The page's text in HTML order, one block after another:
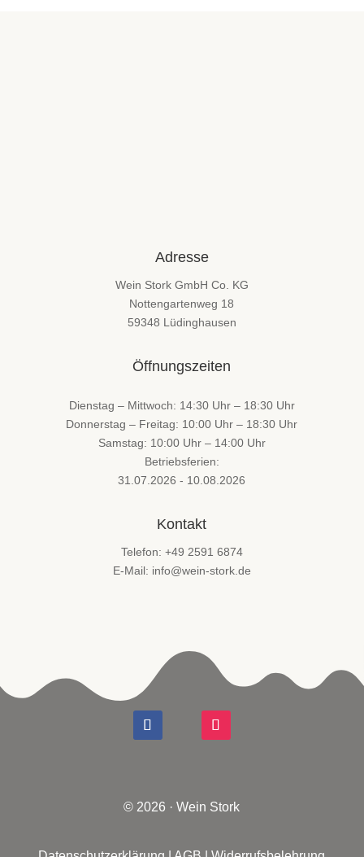
Adresse
Wein Stork GmbH Co. KG
Nottengartenweg 18
59348 Lüdinghausen
Öffnungszeiten
Dienstag – Mittwoch: 14:30 Uhr – 18:30 Uhr
Donnerstag – Freitag: 10:00 Uhr – 18:30 Uhr
Samstag: 10:00 Uhr – 14:00 Uhr
Betriebsferien:
31.07.2026 - 10.08.2026
Kontakt
Telefon: +49 2591 6874
E-Mail: info@wein-stork.de
© 2026 · Wein Stork